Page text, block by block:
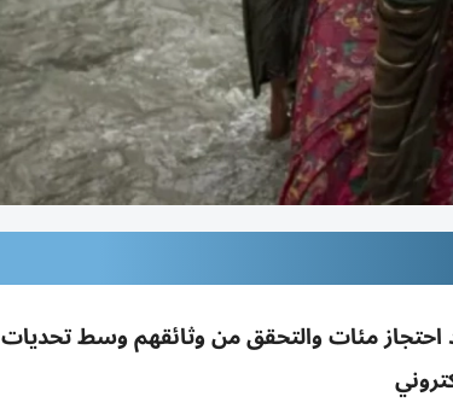
من ماليزيا بعد احتجاز مئات والتحقق من وثائقهم وسط تحديات